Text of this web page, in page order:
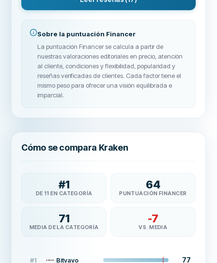
Sobre la puntuación Financer
La puntuación Financer se calcula a partir de
nuestras valoraciones editoriales en precio, atención
al cliente, condiciones y flexibilidad, popularidad y
reseñas verificadas de clientes. Cada factor tiene el
mismo peso para ofrecer una visión equilibrada e
imparcial.
Cómo se compara Kraken
#1
DE 11 EN CATEGORÍA
64
PUNTUACIÓN FINANCER
71
MEDIA DE LA CATEGORÍA
-7
VS. MEDIA
#1 Bitvavo 77